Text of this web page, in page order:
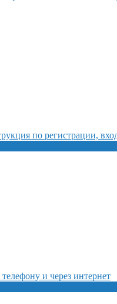
по регистрации,
и через интернет